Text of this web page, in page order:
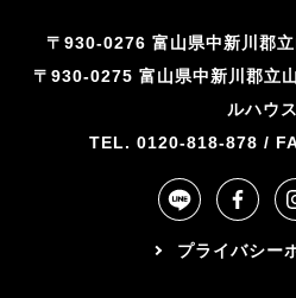
〒930-0276 富山県中新川郡立
〒930-0275 富山県中新川郡
ルハウ
TEL. 0120-818-878 /
プライバシー